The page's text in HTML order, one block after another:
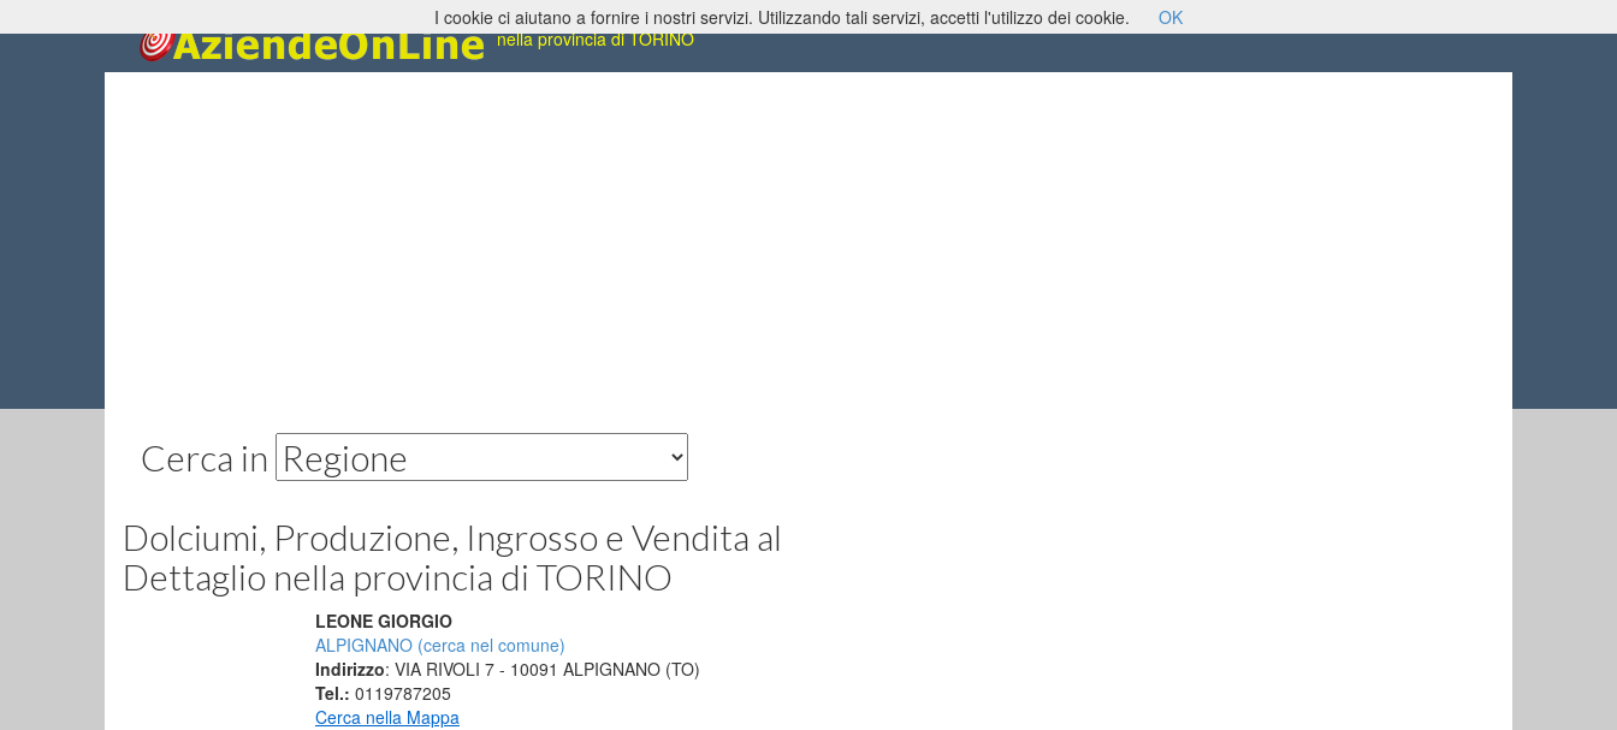
Dolciumi, Produzione, Ingrosso e Vendita al Dettaglio
nella provincia di TORINO
Cerca in
Dolciumi, Produzione, Ingrosso e Vendita al
Dettaglio nella provincia di TORINO
LEONE GIORGIO
ALPIGNANO (cerca nel comune)
Indirizzo: VIA RIVOLI 7 - 10091 ALPIGNANO (TO)
Tel.: 0119787205
Cerca nella Mappa
I cookie ci aiutano a fornire i nostri servizi. Utilizzando tali servizi, accetti l'utilizzo dei cookie. OK